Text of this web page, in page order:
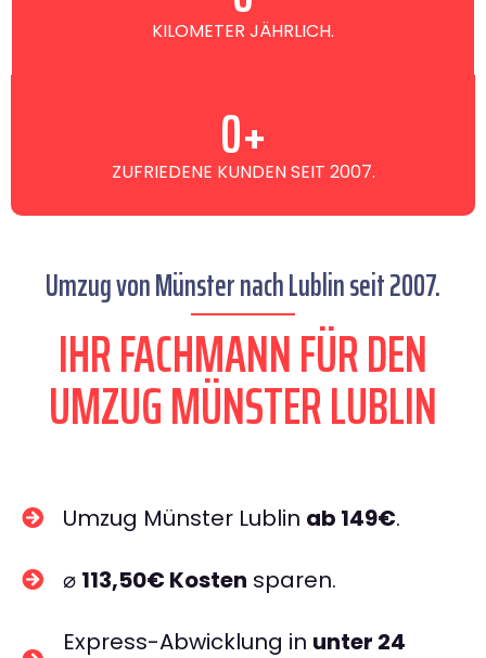
KILOMETER JÄHRLICH.
ZUFRIEDENE KUNDEN SEIT 2007.
0+
Umzug von Münster nach Lublin seit 2007.
IHR FACHMANN FÜR DEN
UMZUG MÜNSTER LUBLIN
Umzug Münster Lublin ab 149€.
⌀ 113,50€ Kosten sparen.
Express-Abwicklung in unter 24